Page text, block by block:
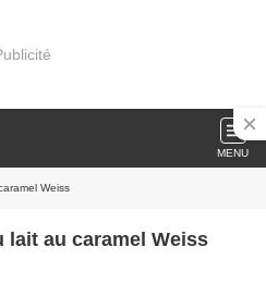
MENU
Weiss
lait au caramel Weiss